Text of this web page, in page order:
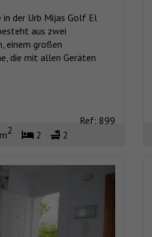
der Urb Mijas Golf El
aus zwei
einem großen
die mit allen Geräten
Ref: 899
2 2 2